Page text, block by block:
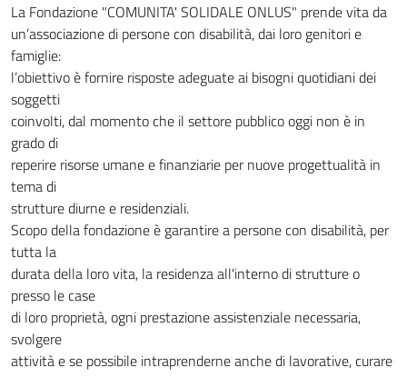
La Fondazione "COMUNITA' SOLIDALE ONLUS" prende vita da
un’associazione di persone con disabilità, dai loro genitori e
famiglie:
l’obiettivo è fornire risposte adeguate ai bisogni quotidiani dei
soggetti
coinvolti, dal momento che il settore pubblico oggi non è in
grado di
reperire risorse umane e finanziarie per nuove progettualità in
tema di
strutture diurne e residenziali.
Scopo della fondazione è garantire a persone con disabilità, per
tutta la
durata della loro vita, la residenza all'interno di strutture o
presso le case
di loro proprietà, ogni prestazione assistenziale necessaria,
svolgere
attività e se possibile intraprenderne anche di lavorative, curare